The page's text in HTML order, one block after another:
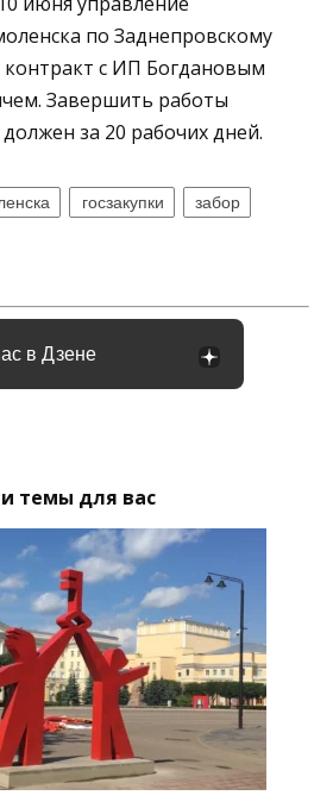
по Заднепровскому
с ИП Богдановым
Завершить работы
за 20 рабочих дней.
госзакупки
забор
в Дзене
темы для вас